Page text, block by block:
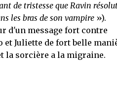
de tristesse que Ravin
les bras de son vampire»).
d'un message fort contre
et Juliette de fort belle
la sorcière a la migraine.